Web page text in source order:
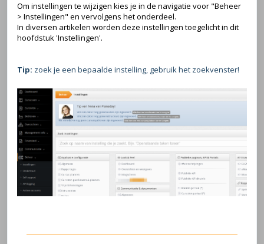
Om instellingen te wijzigen kies je in de navigatie voor "Beheer
> Instellingen" en vervolgens het onderdeel.
In diversen artikelen worden deze instellingen toegelicht in dit
hoofdstuk 'Instellingen'.
Tip: zoek je een bepaalde instelling, gebruik het zoekvenster!